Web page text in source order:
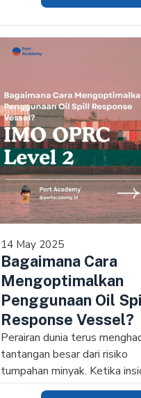
14 May 2025
Bagaimana Cara
Mengoptimalkan
Penggunaan Oil
Response Vessel?
Perairan dunia terus
tantangan besar dari risiko
tumpahan minyak. Ketika
ini terjadi, salah…